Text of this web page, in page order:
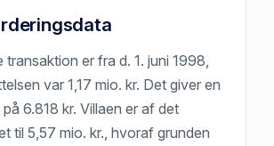
er fra d. 1. juni 1998,
var 1,17 mio. kr. Det giver en
6.818 kr. Villaen er af det
til 5,57 mio. kr., hvoraf grunden